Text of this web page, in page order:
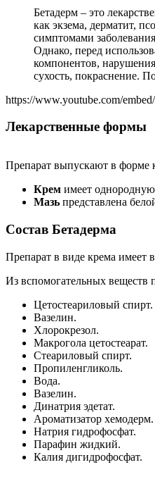
Бетадерм – это
как экзема, дерматит,
симптомами
Однако, перед
компонентов,
сухость, покраснение.
https://www.youtube.com/
Лекарственные формы
Препарат выпускают в форме
Крем имеет
Мазь представлена
Состав Бетадерма
Препарат в виде крема имеет
Из вспомогательных веществ
Цетостеариловый спирт.
Вазелин.
Хлорокрезол.
Макрогола цетостеарат.
Стеариловый спирт.
Пропиленгликоль.
Вода.
Вазелин.
Динатрия эдетат.
Ароматизатор хемодерм.
Натрия гидрофосфат.
Парафин жидкий.
Калия дигидрофосфат.